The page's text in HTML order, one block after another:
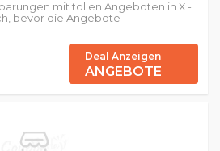
mit tollen Angeboten in X -
bevor die Angebote
Deal Anzeigen
ANGEBOTE